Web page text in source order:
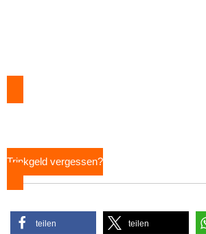
Trinkgeld vergessen?
teilen teilen